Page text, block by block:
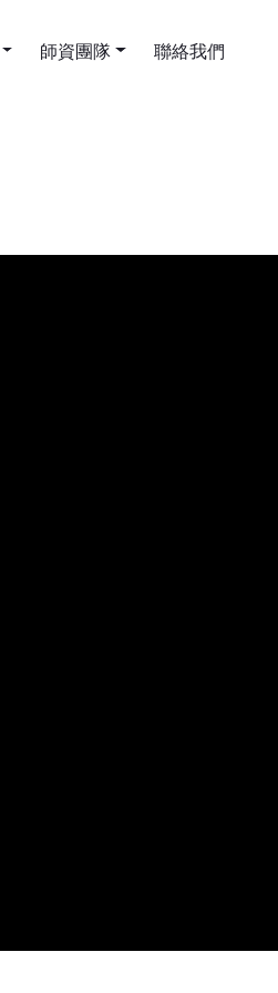
師資團隊 聯絡我們